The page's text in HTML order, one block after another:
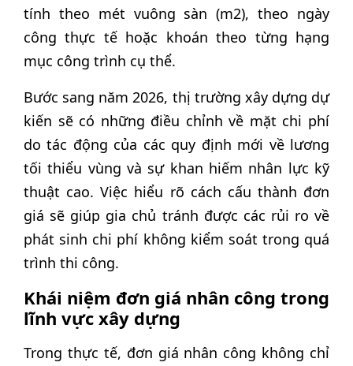
tính theo mét vuông sàn (m2), theo ngày
công thực tế hoặc khoán theo từng hạng
mục công trình cụ thể.
Bước sang năm 2026, thị trường xây dựng dự
kiến sẽ có những điều chỉnh về mặt chi phí
do tác động của các quy định mới về lương
tối thiểu vùng và sự khan hiếm nhân lực kỹ
thuật cao. Việc hiểu rõ cách cấu thành đơn
giá sẽ giúp gia chủ tránh được các rủi ro về
phát sinh chi phí không kiểm soát trong quá
trình thi công.
Khái niệm đơn giá nhân công trong
lĩnh vực xây dựng
Trong thực tế, đơn giá nhân công không chỉ